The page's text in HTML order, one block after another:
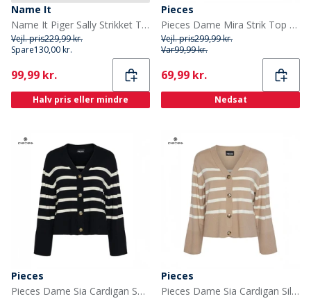
Name It
Name It Piger Sally Strikket Trøje Mauve Mist
Vejl. pris229,99 kr.
Spare130,00 kr.
Current
99,99 kr.
Halv pris eller mindre
Pieces
Pieces Dame Mira Strik Top Birch
Vejl. pris299,99 kr.
Var99,99 kr.
Current
69,99 kr.
Nedsat
Pieces
Pieces Dame Sia Cardigan Sort
Pieces
Pieces Dame Sia Cardigan Silver Mink